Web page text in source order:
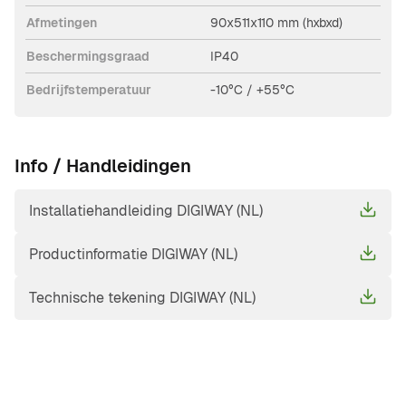
Afmetingen 90x511x110 mm (hxbxd)
Beschermingsgraad IP40
Bedrijfstemperatuur -10°C / +55°C
Info / Handleidingen
Installatiehandleiding DIGIWAY (NL)
Productinformatie DIGIWAY (NL)
Technische tekening DIGIWAY (NL)